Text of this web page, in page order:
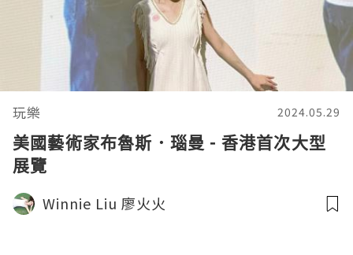
玩樂 2024.05.29
美國藝術家布魯斯．瑙曼 - 香港首次大型
展覽
Winnie Liu 廖火火